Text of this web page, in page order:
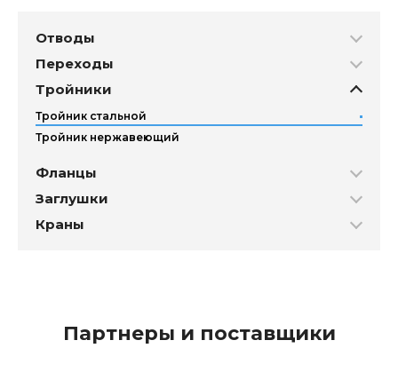
Отводы
Переходы
Тройники
Тройник стальной
Тройник нержавеющий
Фланцы
Заглушки
Краны
Партнеры и поставщики